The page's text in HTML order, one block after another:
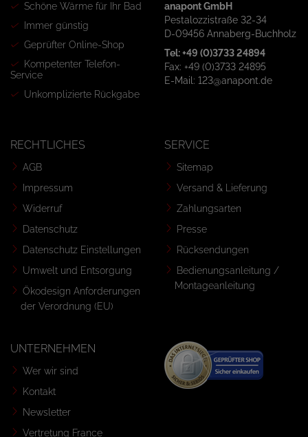
Schöne Wärme für Ihr Bad
Immer günstig
Geprüfter Online-Shop
Kompetenter Telefon-
Service
Unkomplizierte Rückgabe
anapont GmbH
Pestalozzistraße 32-34
D-09456 Annaberg-Buchholz
Tel: +49 (0)3733 24894
Fax: +49 (0)3733 24895
E-Mail: 123@anapont.de
RECHTLICHES
AGB
Impressum
Widerruf
Datenschutz
Datenschutz Einstellungen
Umwelt und Entsorgung
Ökodesign Anforderungen
der Verordnung (EU)
SERVICE
Sitemap
Versand & Lieferung
Zahlungsarten
Presse
Rücksendungen
Bedienungsanleitung /
Montageanleitung
UNTERNEHMEN
Wer wir sind
Kontakt
Newsletter
Vertretung France